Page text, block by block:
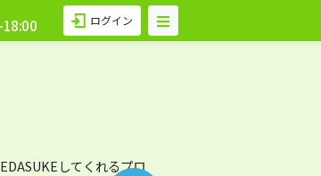
ログイン